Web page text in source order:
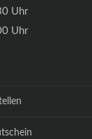
Uhr
Uhr